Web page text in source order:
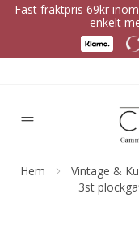
Fast fraktpris 69kr
enkelt
Hem Vintage &
3st